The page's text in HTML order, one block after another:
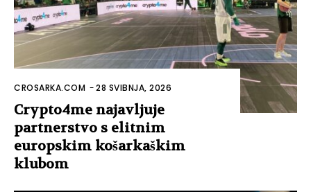
CROSARKA.COM -28 SVIBNJA, 2026
Crypto4me najavljuje
partnerstvo s elitnim
europskim košarkaškim
klubom